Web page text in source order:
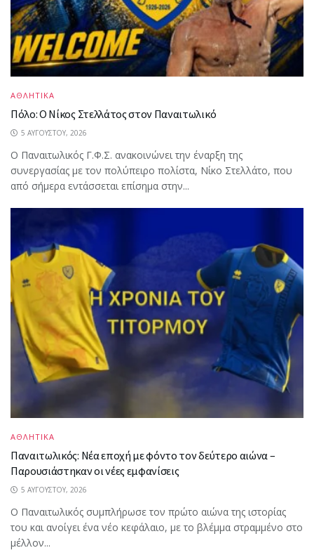
ΑΘΛΗΤΙΚΑ
Πόλο: Ο Νίκος Στελλάτος στον Παναιτωλικό
5 ΑΥΓΟΎΣΤΟΥ, 2026
Ο Παναιτωλικός Γ.Φ.Σ. ανακοινώνει την έναρξη της
συνεργασίας με τον πολύπειρο πολίστα, Νίκο Στελλάτο, που
από σήμερα εντάσσεται επίσημα στην...
ΑΘΛΗΤΙΚΑ
Παναιτωλικός: Νέα εποχή με φόντο τον δεύτερο αιώνα –
Παρουσιάστηκαν οι νέες εμφανίσεις
5 ΑΥΓΟΎΣΤΟΥ, 2026
Ο Παναιτωλικός συμπλήρωσε τον πρώτο αιώνα της ιστορίας
του και ανοίγει ένα νέο κεφάλαιο, με το βλέμμα στραμμένο στο
μέλλον...